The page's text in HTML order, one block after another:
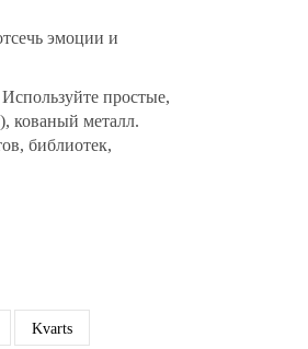
эмоции и
простые,
кованый металл.
библиотек,
Kvarts